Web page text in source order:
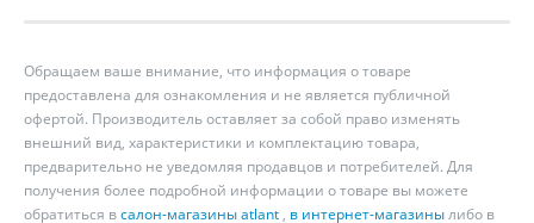
Обращаем ваше внимание, что информация о товаре
предоставлена для ознакомления и не является публичной
офертой. Производитель оставляет за собой право изменять
внешний вид, характеристики и комплектацию товара,
предварительно не уведомляя продавцов и потребителей. Для
получения более подробной информации о товаре вы можете
обратиться всалон-магазины atlant , в интернет-магазинылибо в